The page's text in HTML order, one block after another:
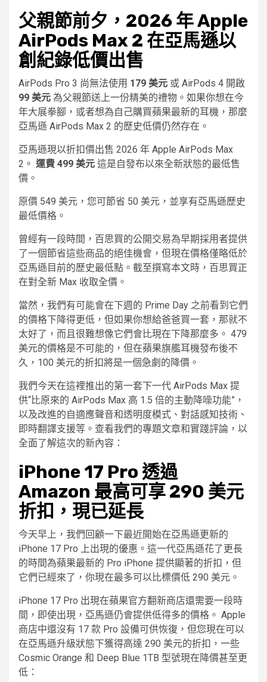
父親節前夕，2026 年 Apple
AirPods Max 2 在亞馬遜以
創紀錄低價出售
AirPods Pro 3 尚無法使用 179 美元 或 AirPods 4 開啟
99 美元 為父親節送上一份精美的禮物。如果你想在今
年大展拳腳，或者想為自己購買蘋果最新的耳機，那麼
亞馬遜 AirPods Max 2 的歷史低價仍然存在。
亞馬遜現以折扣價出售 2026 年 Apple AirPods Max
2。 運費 499 美元 這是自發布以來全新狀態的最低售
價。
原價 549 美元，您可節省 50 美元，並享有亞馬遜歷史
最低價格。
曾經有一段時間，百思買的公開交易為早期採用者提供
了一個節省這些商品的絕佳機會，但現在價格僅略低於
亞馬遜目前的歷史最低點。截至撰寫本文時，百思買正
在對全新 Max 收取全價。
當然，我們有可能會在下週的 Prime Day 之前看到它們
的價格下降得更低，但如果你想給爸爸買一套，那就不
太好了，而且很難想像它們會比現在下降那麼多。 479
美元的價格是不可能的，但在蘋果旗艦耳機發布後不
久，100 美元的折扣將是一個急劇的降價。
我們今天在這裡推出的第一套下一代 AirPods Max 提
供“比原來的 AirPods Max 高 1.5 倍的主動降噪功能”，
以及改進的自適應聲音和透明度模式、對話感知技術、
即時翻譯支援等。查看我們的專題文章和實踐評論，以
全面了解這次的新內容：
iPhone 17 Pro 透過
Amazon 最高可享 290 美元
折扣，現已延長
今天早上，我們回顧一下最近開始在亞馬遜更新的
iPhone 17 Pro 上出現的優惠。這一代亞馬遜花了更長
的時間為蘋果最新的 Pro iPhone 提供顯著的折扣，但
它們已經來了，你現在最多可以比標價低 290 美元。
iPhone 17 Pro 出現在蘋果官方翻新商店還需要一段時
間，即使出現，亞馬遜仍會提供低得多的價格。 Apple
商店中還沒有 17 款 Pro 設備可供恢復，但您現在可以
在亞馬遜升級狀態下獲得高達 290 美元的折扣，一些
Cosmic Orange 和 Deep Blue 1TB 型號現在降價甚至更
低：